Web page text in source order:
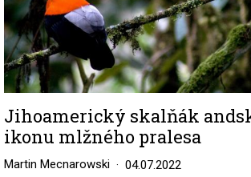
Jihoamerický skalňák
ikonu mlžného pralesa
Martin Mecnarowski 04.07.2022